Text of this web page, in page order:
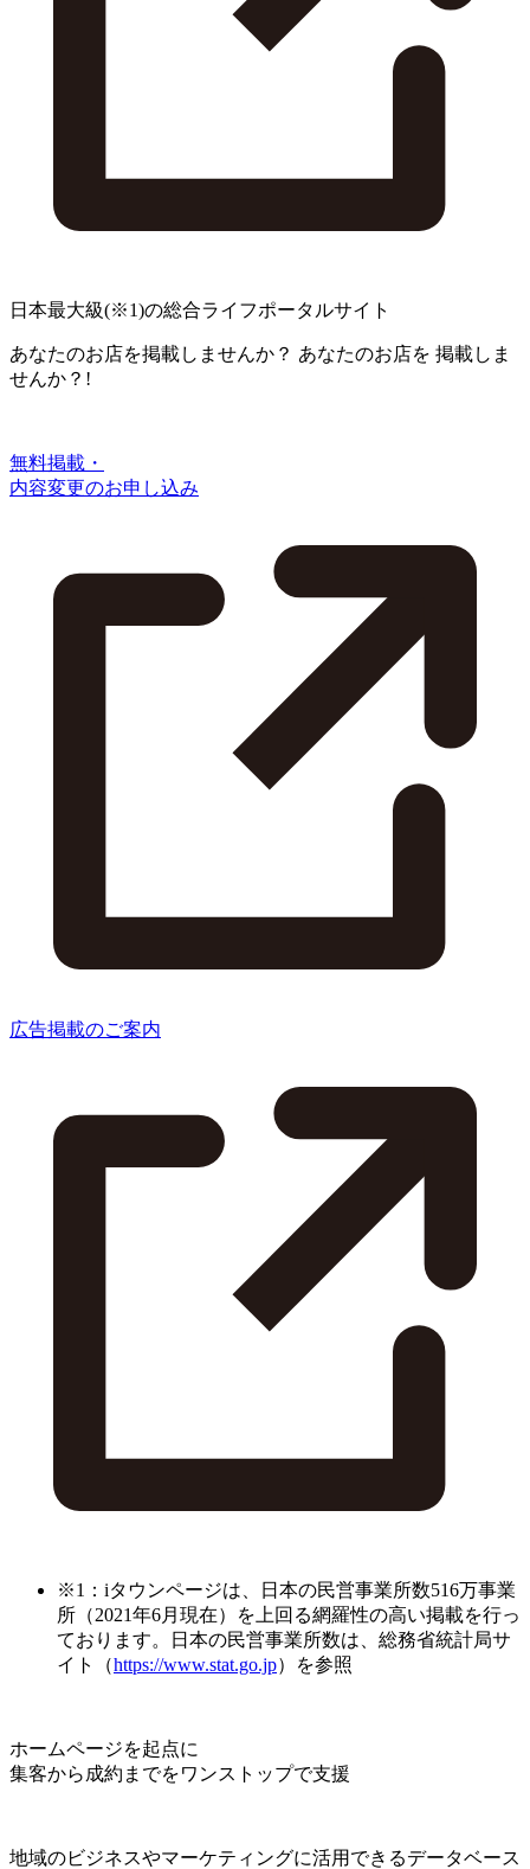
日本最大級(※1)の総合ライフポータルサイト
あなたのお店を掲載しませんか？ あなたのお店を 掲載しま
せんか？!
無料掲載・
内容変更のお申し込み
広告掲載のご案内
※1：iタウンページは、日本の民営事業所数516万事業
所（2021年6月現在）を上回る網羅性の高い掲載を行っ
ております。日本の民営事業所数は、総務省統計局サ
イト（https://www.stat.go.jp）を参照
ホームページを起点に
集客から成約までをワンストップで支援
地域のビジネスやマーケティングに活用できるデータベース